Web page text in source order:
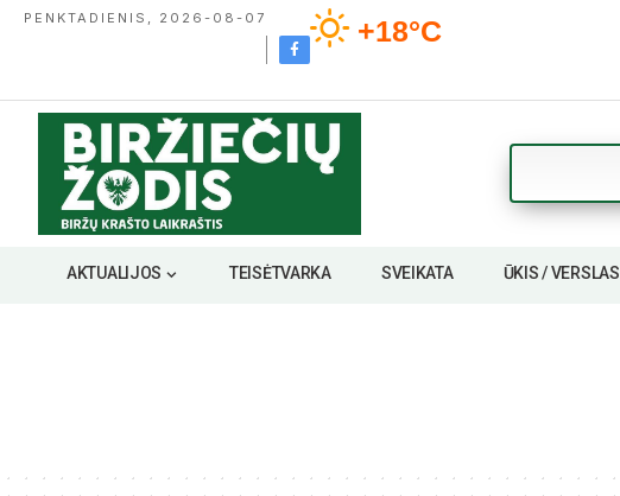
PENKTADIENIS, 2026-08-07 +18°C
AKTUALIJOS TEISĖTVARKA SVEIKATA ŪKIS / VERSLAS